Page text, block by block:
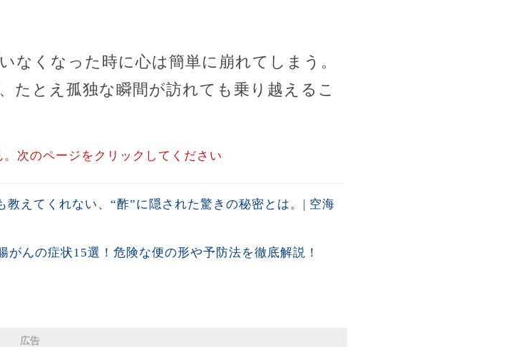
くなった時に心は簡単に崩れてしまう。
たとえ孤独な瞬間が訪れても乗り越えるこ
次のページをクリックしてください
教えてくれない、“酢”に隠された驚きの秘密とは。| 空海
がんの症状15選！危険な便の形や予防法を徹底解説！
広告